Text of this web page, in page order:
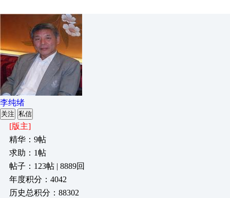
李纯绪
关注 私信
[版主]
精华：9帖
求助：1帖
帖子：123帖 | 8889回
年度积分：4042
历史总积分：88302